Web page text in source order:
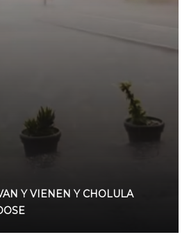
Y VIENEN Y CHOLULA